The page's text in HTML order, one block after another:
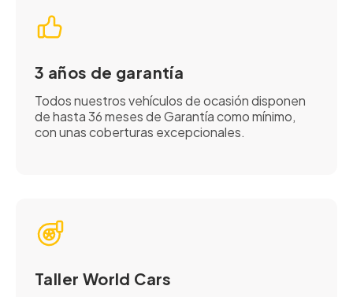
3 años de garantía
Todos nuestros vehículos de ocasión disponen
de hasta 36 meses de Garantía como mínimo,
con unas coberturas excepcionales.
Taller World Cars